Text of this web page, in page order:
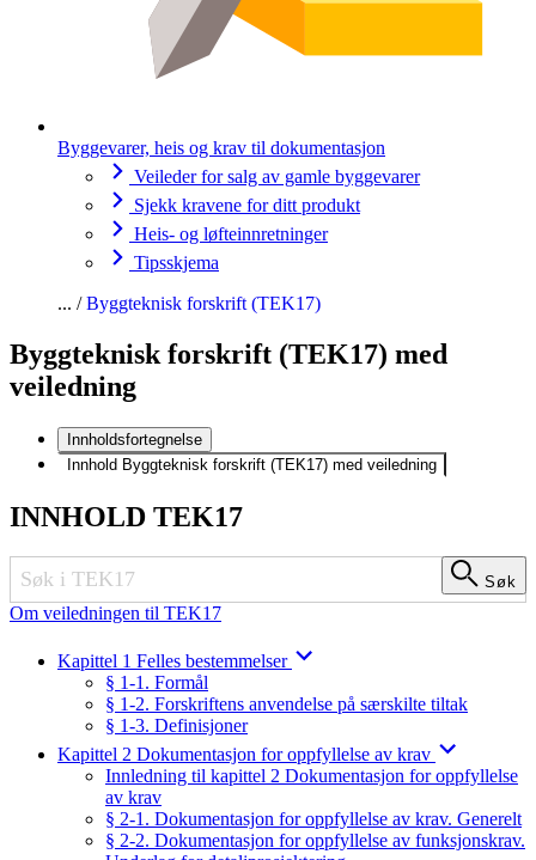
Byggevarer, heis og krav til dokumentasjon
Veileder for salg av gamle byggevarer
Sjekk kravene for ditt produkt
Heis- og løfteinnretninger
Tipsskjema
Byggteknisk forskrift (TEK17)
Byggteknisk forskrift (TEK17) med
veiledning
Innholdsfortegnelse
Innhold Byggteknisk forskrift (TEK17) med veiledning
INNHOLD TEK17
Søk
Om veiledningen til TEK17
Kapittel 1 Felles bestemmelser
§ 1-1. Formål
§ 1-2. Forskriftens anvendelse på særskilte tiltak
§ 1-3. Definisjoner
Kapittel 2 Dokumentasjon for oppfyllelse av krav
Innledning til kapittel 2 Dokumentasjon for oppfyllelse
av krav
§ 2-1. Dokumentasjon for oppfyllelse av krav. Generelt
§ 2-2. Dokumentasjon for oppfyllelse av funksjonskrav.